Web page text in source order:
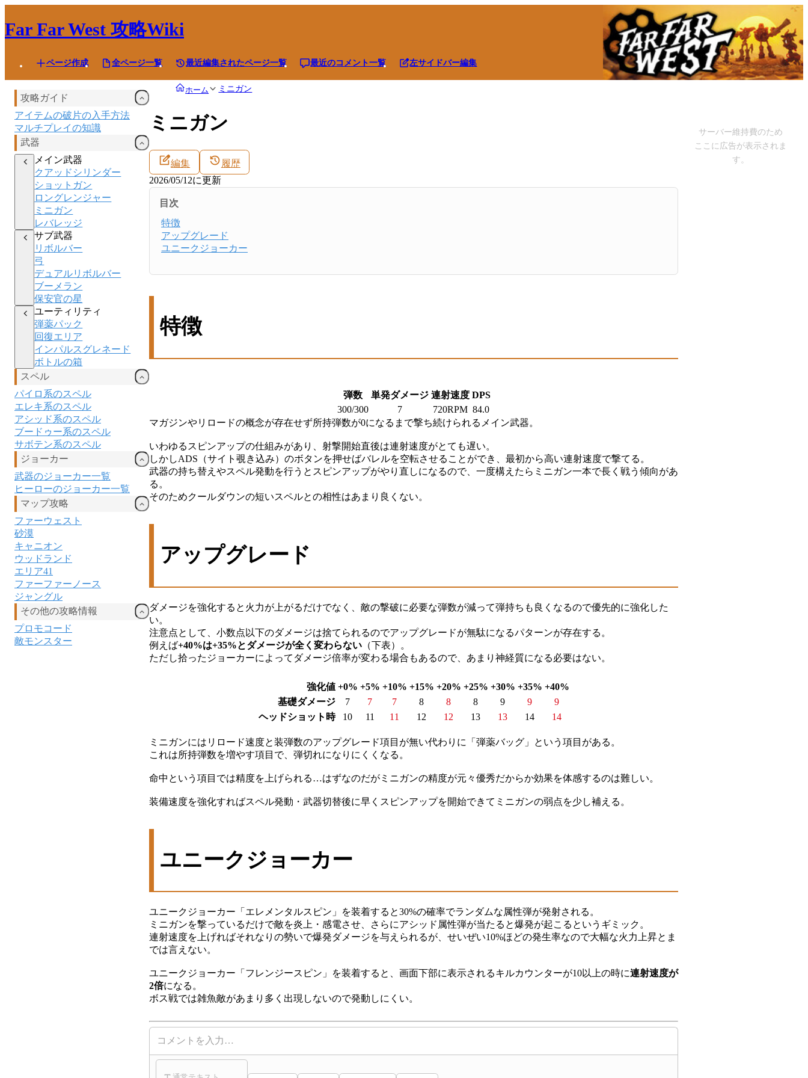
Far Far West 攻略Wiki
ページ作成 全ページ一覧 最近編集されたページ一覧 最近のコメント一覧 左サイドバー編集
攻略ガイド
アイテムの破片の入手方法
マルチプレイの知識
武器
メイン武器
クアッドシリンダー
ショットガン
ロングレンジャー
ミニガン
レバレッジ
サブ武器
リボルバー
弓
デュアルリボルバー
ブーメラン
保安官の星
ユーティリティ
弾薬パック
回復エリア
インパルスグレネード
ボトルの箱
スペル
パイロ系のスペル
エレキ系のスペル
アシッド系のスペル
ブードゥー系のスペル
サボテン系のスペル
ジョーカー
武器のジョーカー一覧
ヒーローのジョーカー一覧
マップ攻略
ファーウェスト
砂漠
キャニオン
ウッドランド
エリア41
ファーファーノース
ジャングル
その他の攻略情報
プロモコード
敵モンスター
ホーム ミニガン
ミニガン
編集
履歴
2026/05/12に更新
目次
特徴
アップグレード
ユニークジョーカー
特徴
弾数 単発ダメージ 連射速度 DPS
300/300
7 720RPM 84.0
マガジンやリロードの概念が存在せず所持弾数が0になるまで撃ち続けられるメイン武器。
いわゆるスピンアップの仕組みがあり、射撃開始直後は連射速度がとても遅い。
しかしADS（サイト覗き込み）のボタンを押せばバレルを空転させることができ、最初から高い連射速度で撃てる。
武器の持ち替えやスペル発動を行うとスピンアップがやり直しになるので、一度構えたらミニガン一本で長く戦う傾向があ
る。
そのためクールダウンの短いスペルとの相性はあまり良くない。
アップグレード
ダメージを強化すると火力が上がるだけでなく、敵の撃破に必要な弾数が減って弾持ちも良くなるので優先的に強化した
い。
注意点として、小数点以下のダメージは捨てられるのでアップグレードが無駄になるパターンが存在する。
例えば+40%は+35%とダメージが全く変わらない （下表）。
ただし拾ったジョーカーによってダメージ倍率が変わる場合もあるので、あまり神経質になる必要はない。
強化値 +0% +5% +10% +15% +20% +25% +30% +35% +40%
基礎ダメージ
7 7 7 8 8 8 9 9
9
ヘッドショット時
10 11 11 12 12 13 13 14 14
ミニガンにはリロード速度と装弾数のアップグレード項目が無い代わりに「弾薬バッグ」という項目がある。
これは所持弾数を増やす項目で、弾切れになりにくくなる。
命中という項目では精度を上げられる…はずなのだがミニガンの精度が元々優秀だからか効果を体感するのは難しい。
装備速度を強化すればスペル発動・武器切替後に早くスピンアップを開始できてミニガンの弱点を少し補える。
ユニークジョーカー
ユニークジョーカー「エレメンタルスピン」を装着すると30%の確率でランダムな属性弾が発射される。
ミニガンを撃っているだけで敵を炎上・感電させ、さらにアシッド属性弾が当たると爆発が起こるというギミック。
連射速度を上げればそれなりの勢いで爆発ダメージを与えられるが、せいぜい10%ほどの発生率なので大幅な火力上昇とま
では言えない。
ユニークジョーカー「フレンジースピン」を装着すると、画面下部に表示されるキルカウンターが10以上の時に連射速度が
2倍になる。
ボス戦では雑魚敵があまり多く出現しないので発動しにくい。
コメントを入力…
サーバー維持費のため
ここに広告が表示されま
す。